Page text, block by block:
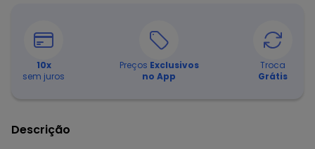
10x
sem juros
Preços Exclusivos
no App
Troca
Grátis
Descrição